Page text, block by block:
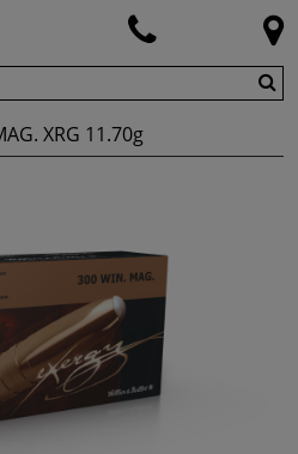
XRG 11.70g